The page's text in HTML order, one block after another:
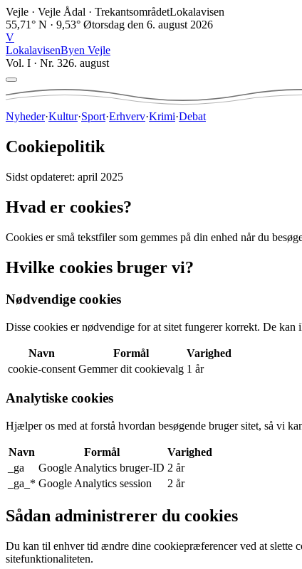
Vejle · Vejle Ådal · TrekantsområdetLokalavisen
55,71° N · 9,53° Øtorsdag den 6. august 2026
V
LokalavisenByen Vejle
Vol. I · Nr. 326. august
Nyheder·Kultur·Sport·Erhverv·Krimi·Debat
Cookiepolitik
Sidst opdateret: april 2025
Hvad er cookies?
Cookies er små tekstfiler som gemmes på din enhed når du
Hvilke cookies bruger vi?
Nødvendige cookies
Disse cookies er nødvendige for at sitet fungerer korrekt. De kan
Navn Formål
Varighed
cookie-consent Gemmer dit cookievalg 1 år
Analytiske cookies
Hjælper os med at forstå hvordan besøgende bruger sitet, så vi
Navn Formål
Varighed
_ga
Google Analytics bruger-ID 2 år
_ga_* Google Analytics session 2 år
Sådan administrerer du cookies
Du kan til enhver tid ændre dine cookiepræferencer ved at slette
sitefunktionaliteten.